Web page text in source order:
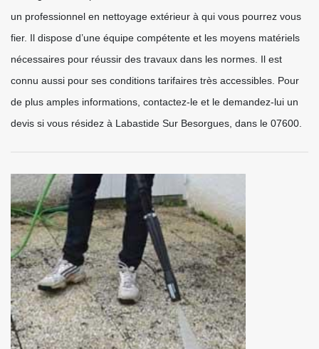
un professionnel en nettoyage extérieur à qui vous pourrez vous
fier. Il dispose d’une équipe compétente et les moyens matériels
nécessaires pour réussir des travaux dans les normes. Il est
connu aussi pour ses conditions tarifaires très accessibles. Pour
de plus amples informations, contactez-le et le demandez-lui un
devis si vous résidez à Labastide Sur Besorgues, dans le 07600.